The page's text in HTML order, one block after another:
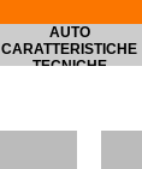
AUTO
CARATTERISTICHE
TECNICHE